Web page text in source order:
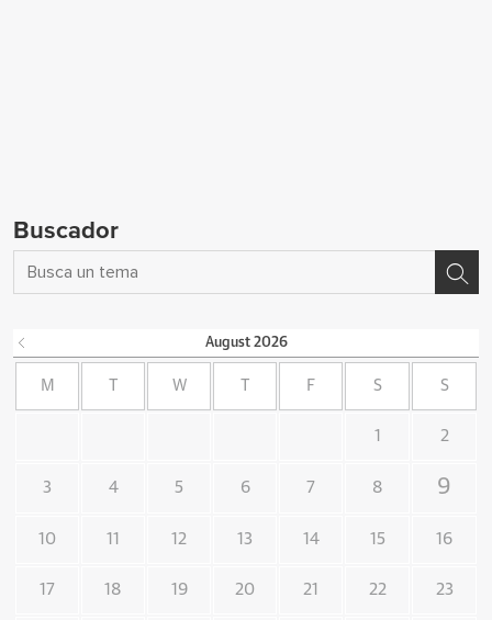
Buscador
August 2026
M W F S S
1 2
3 4 5 6 7 8 9
10 11 12 13 14 15 16
17 18 19 20 21 22 23